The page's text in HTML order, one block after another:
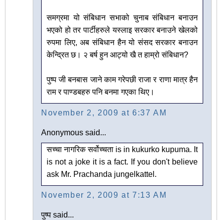
समग्रमा यो संबिधान सभाको चुनाब संबिधान बनाउन
भएको हो तर पार्टीहरुले यस्लाइ सरकार बनाउने खेलको
रुपमा लिए, अब संबिधान हैन यो संसद सरकार बनाउन
केन्द्रित छ। २ बर्ष हुन आट्यो खै त हाम्रो संबिधान?
पुष्प जी बनबास जाने काम गरेपछी राजा र राणा मात्र हैन
राम र पाण्डबहरु पनि बनमा गएका थिए।
November 2, 2009 at 6:37 AM
Anonymous said...
सच्चा नागरिक सर्वोच्चता is in kukurko kupuma. It
is not a joke it is a fact. If you don't believe
ask Mr. Prachanda jungelkattel.
November 2, 2009 at 7:13 AM
पुष्प said...